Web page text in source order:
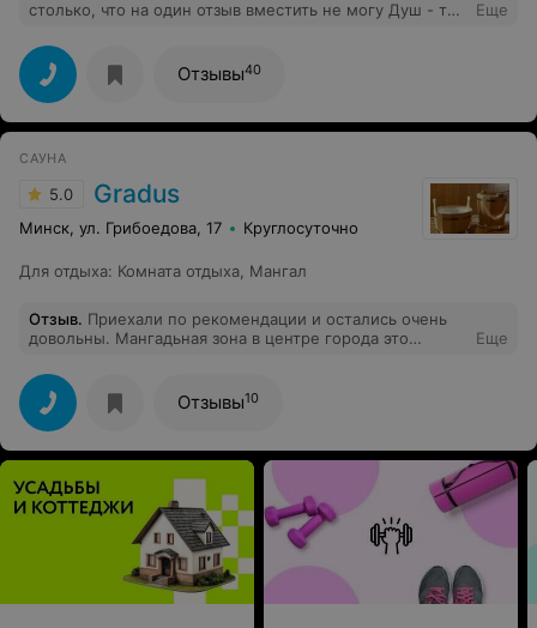
столько, что на один отзыв вместить не могу Душ - то
неудобно И приятный бонус - возле душа стоит
большой металлический стол, словно для разделки
туш животных
Еще
Отзывы40
САУНА
5.0 Gradus
Минск, ул. Грибоедова, 17 Круглосуточно
Для отдыха: Комната отдыха, Мангал
Отзыв. Приехали по рекомендации и остались очень
довольны. Мангадьная зона в центре города это
бассейн. Главное следить за градусом) Всем
рекомендую
Еще
Отзывы10